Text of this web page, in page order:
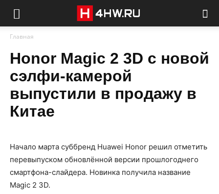
Главная
Honor Magic 2 3D с новой
сэлфи-камерой
выпустили в продажу в
Китае
Начало марта суббренд Huawei Honor решил отметить
перевыпуском обновлённой версии прошлогоднего
смартфона-слайдера. Новинка получила название
Magic 2 3D.